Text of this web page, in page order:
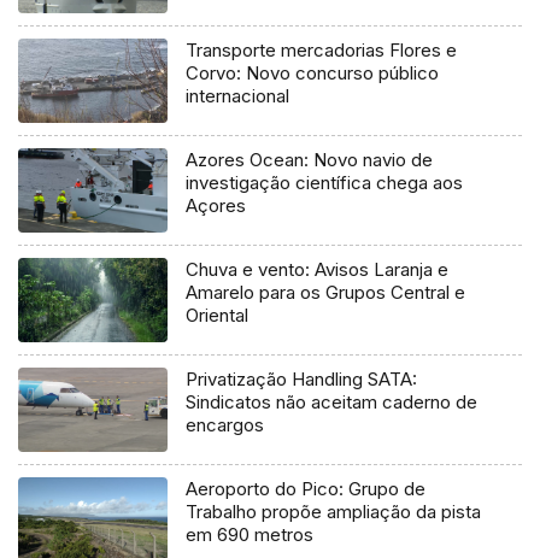
Transporte mercadorias Flores e
Corvo: Novo concurso público
internacional
Azores Ocean: Novo navio de
investigação científica chega aos
Açores
Chuva e vento: Avisos Laranja e
Amarelo para os Grupos Central e
Oriental
Privatização Handling SATA:
Sindicatos não aceitam caderno de
encargos
Aeroporto do Pico: Grupo de
Trabalho propõe ampliação da pista
em 690 metros